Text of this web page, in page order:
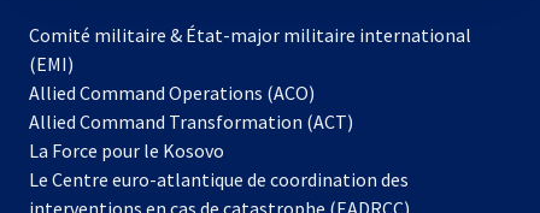
Comité militaire & État-major militaire international
(EMI)
Allied Command Operations (ACO)
dans
nouvel
onglet
Allied Command Transformation (ACT)
La Force pour le Kosovo
dans
un
Le Centre euro-atlantique de coordination des